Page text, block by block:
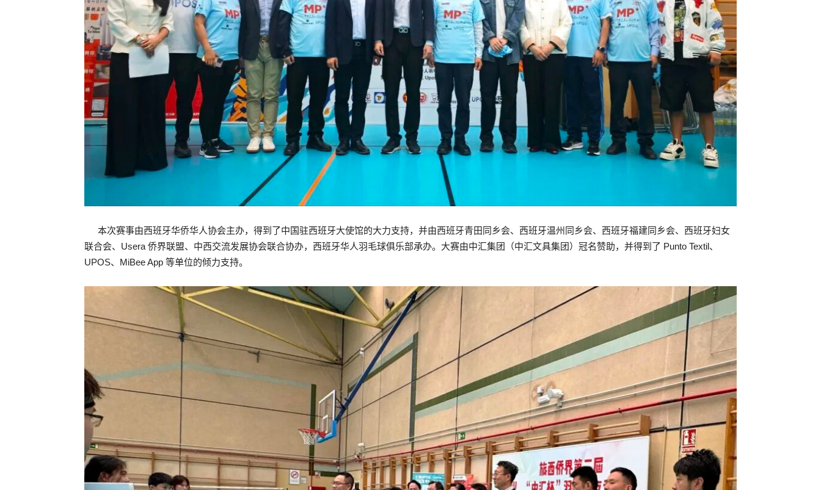
本次赛事由西班牙华侨华人协会主办，得到了中国驻西班牙大使馆的大力支持，并由西班牙青田同乡会、西班牙温州同乡会、西班牙福建同乡会、西班牙妇女
联合会、Usera 侨界联盟、中西交流发展协会联合协办，西班牙华人羽毛球俱乐部承办。大赛由中汇集团（中汇文具集团）冠名赞助，并得到了 Punto Textil、
UPOS、MiBee App 等单位的倾力支持。